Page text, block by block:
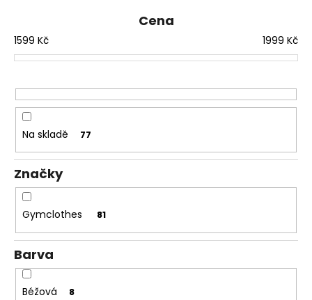
í
p
o
d
u
k
t
ů
Cena
1599 Kč 1999 Kč
Na skladě 77
Značky
Gymclothes 81
Barva
Béžová 8
í
t
HLEDAT
D
p
o
r
u